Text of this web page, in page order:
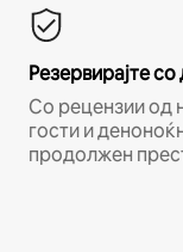
Резервирајте
Со рецензии од
гости и
продолжен